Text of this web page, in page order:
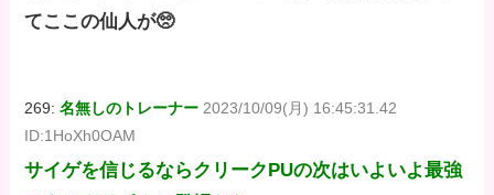
てここの仙人が🥺
269:名無しのトレーナー 2023/10/09(月) 16:45:31.42
ID:1HoXh0OAM
サイゲを信じるならクリークPUの次はいよいよ最強